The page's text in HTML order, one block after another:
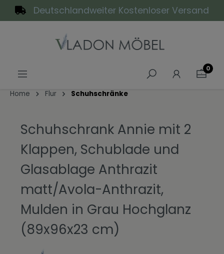
springenDeutschlandweiter Kostenloser Versand
0
Home Flur Schuhschränke
Schuhschrank Annie mit 2
Klappen, Schublade und
Glasablage Anthrazit
matt/Avola-Anthrazit,
Mulden in Grau Hochglanz
(89x96x23 cm)